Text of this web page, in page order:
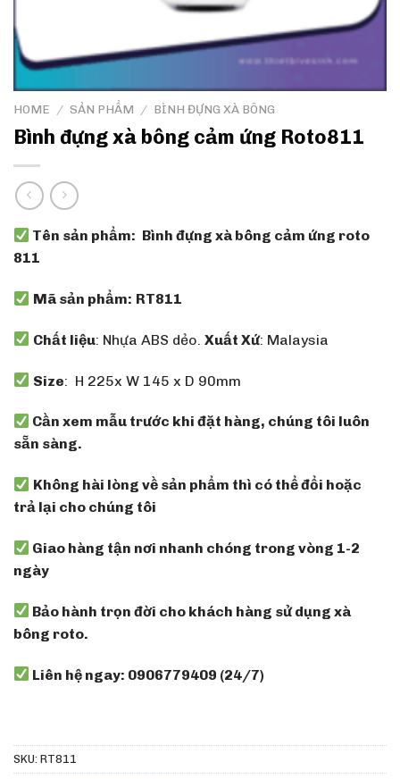
HOME / SẢN PHẨM / BÌNH ĐỰNG XÀ BÔNG
Bình đựng xà bông cảm ứng Roto811
Tên sản phẩm: Bình đựng xà bông cảm ứng roto
811
Mã sản phẩm: RT811
Chất liệu: Nhựa ABS dẻo.Xuất Xứ: Malaysia
Size: H 225x W 145 x D 90mm
Cần xem mẫu trước khi đặt hàng, chúng tôi luôn
sẵn sàng.
Không hài lòng về sản phẩm thì có thể đổi hoặc
trả lại cho chúng tôi
Giao hàng tận nơi nhanh chóng trong vòng 1-2
ngày
Bảo hành trọn đời cho khách hàng sử dụng xà
bông roto.
Liên hệ ngay: 0906779409 (24/7)
SKU: RT811